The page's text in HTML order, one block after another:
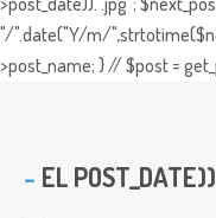
"/".date("Y/m/
>post_name; } // $post =
EL